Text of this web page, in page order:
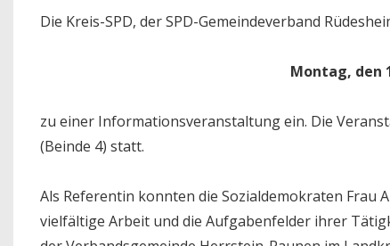
Die Kreis-SPD, der SPD-Gemeindeverband
Montag, den
zu einer Informationsveranstaltung ein. Die
(Beinde 4) statt.
Als Referentin konnten die Sozialdemokraten Frau
vielfältige Arbeit und die Aufgabenfelder ihrer